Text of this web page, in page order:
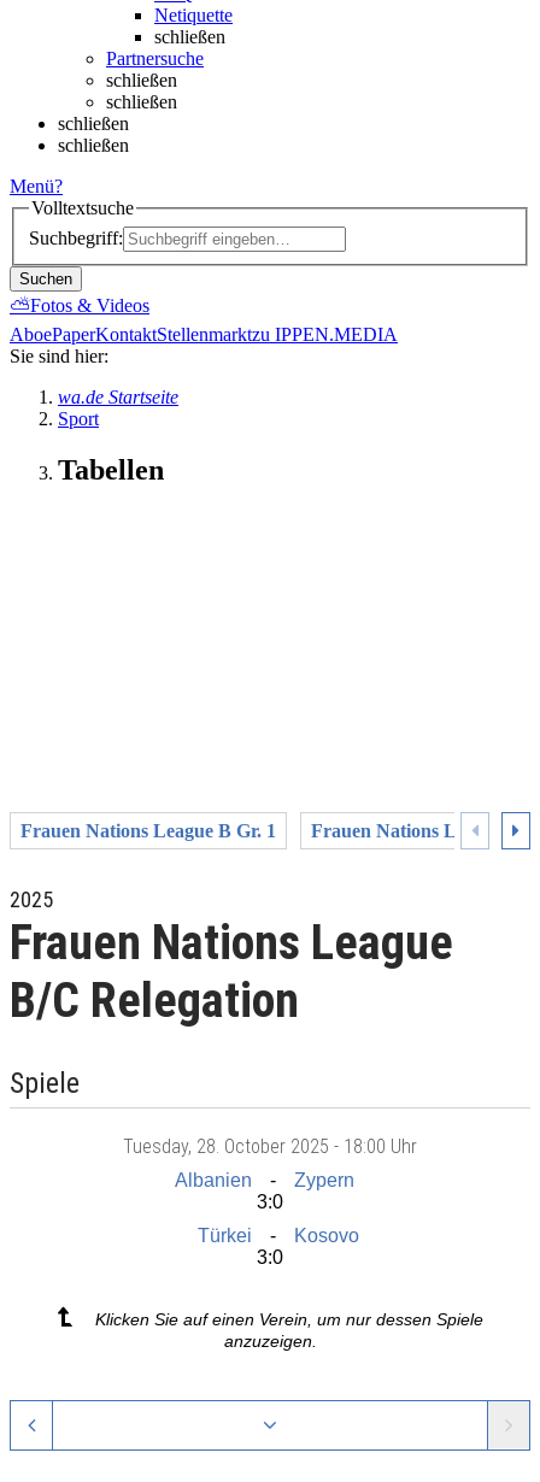
Netiquette
schließen
Partnersuche
schließen
schließen
schließen
schließen
Menü?
Volltextsuche
Suchbegriff:
Suchen
⛅Fotos & Videos
AboePaperKontaktStellenmarktzu IPPEN.MEDIA
Sie sind hier:
wa.de Startseite
Sport
Tabellen
Frauen Nations League B Gr. 1 Frauen Nations League B
2025
Frauen Nations League
B/C Relegation
Spiele
Tuesday, 28. October 2025 - 18:00 Uhr
Albanien
Zypern
3:0
Türkei
Kosovo
3:0
Klicken Sie auf einen Verein, um nur dessen Spiele
anzuzeigen.